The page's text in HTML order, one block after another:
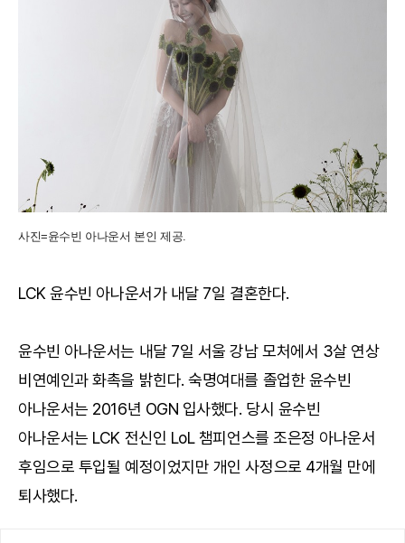
사진=윤수빈 아나운서 본인 제공.
LCK 윤수빈 아나운서가 내달 7일 결혼한다.
윤수빈 아나운서는 내달 7일 서울 강남 모처에서 3살 연상
비연예인과 화촉을 밝힌다. 숙명여대를 졸업한 윤수빈
아나운서는 2016년 OGN 입사했다. 당시 윤수빈
아나운서는 LCK 전신인 LoL 챔피언스를 조은정 아나운서
후임으로 투입될 예정이었지만 개인 사정으로 4개월 만에
퇴사했다.